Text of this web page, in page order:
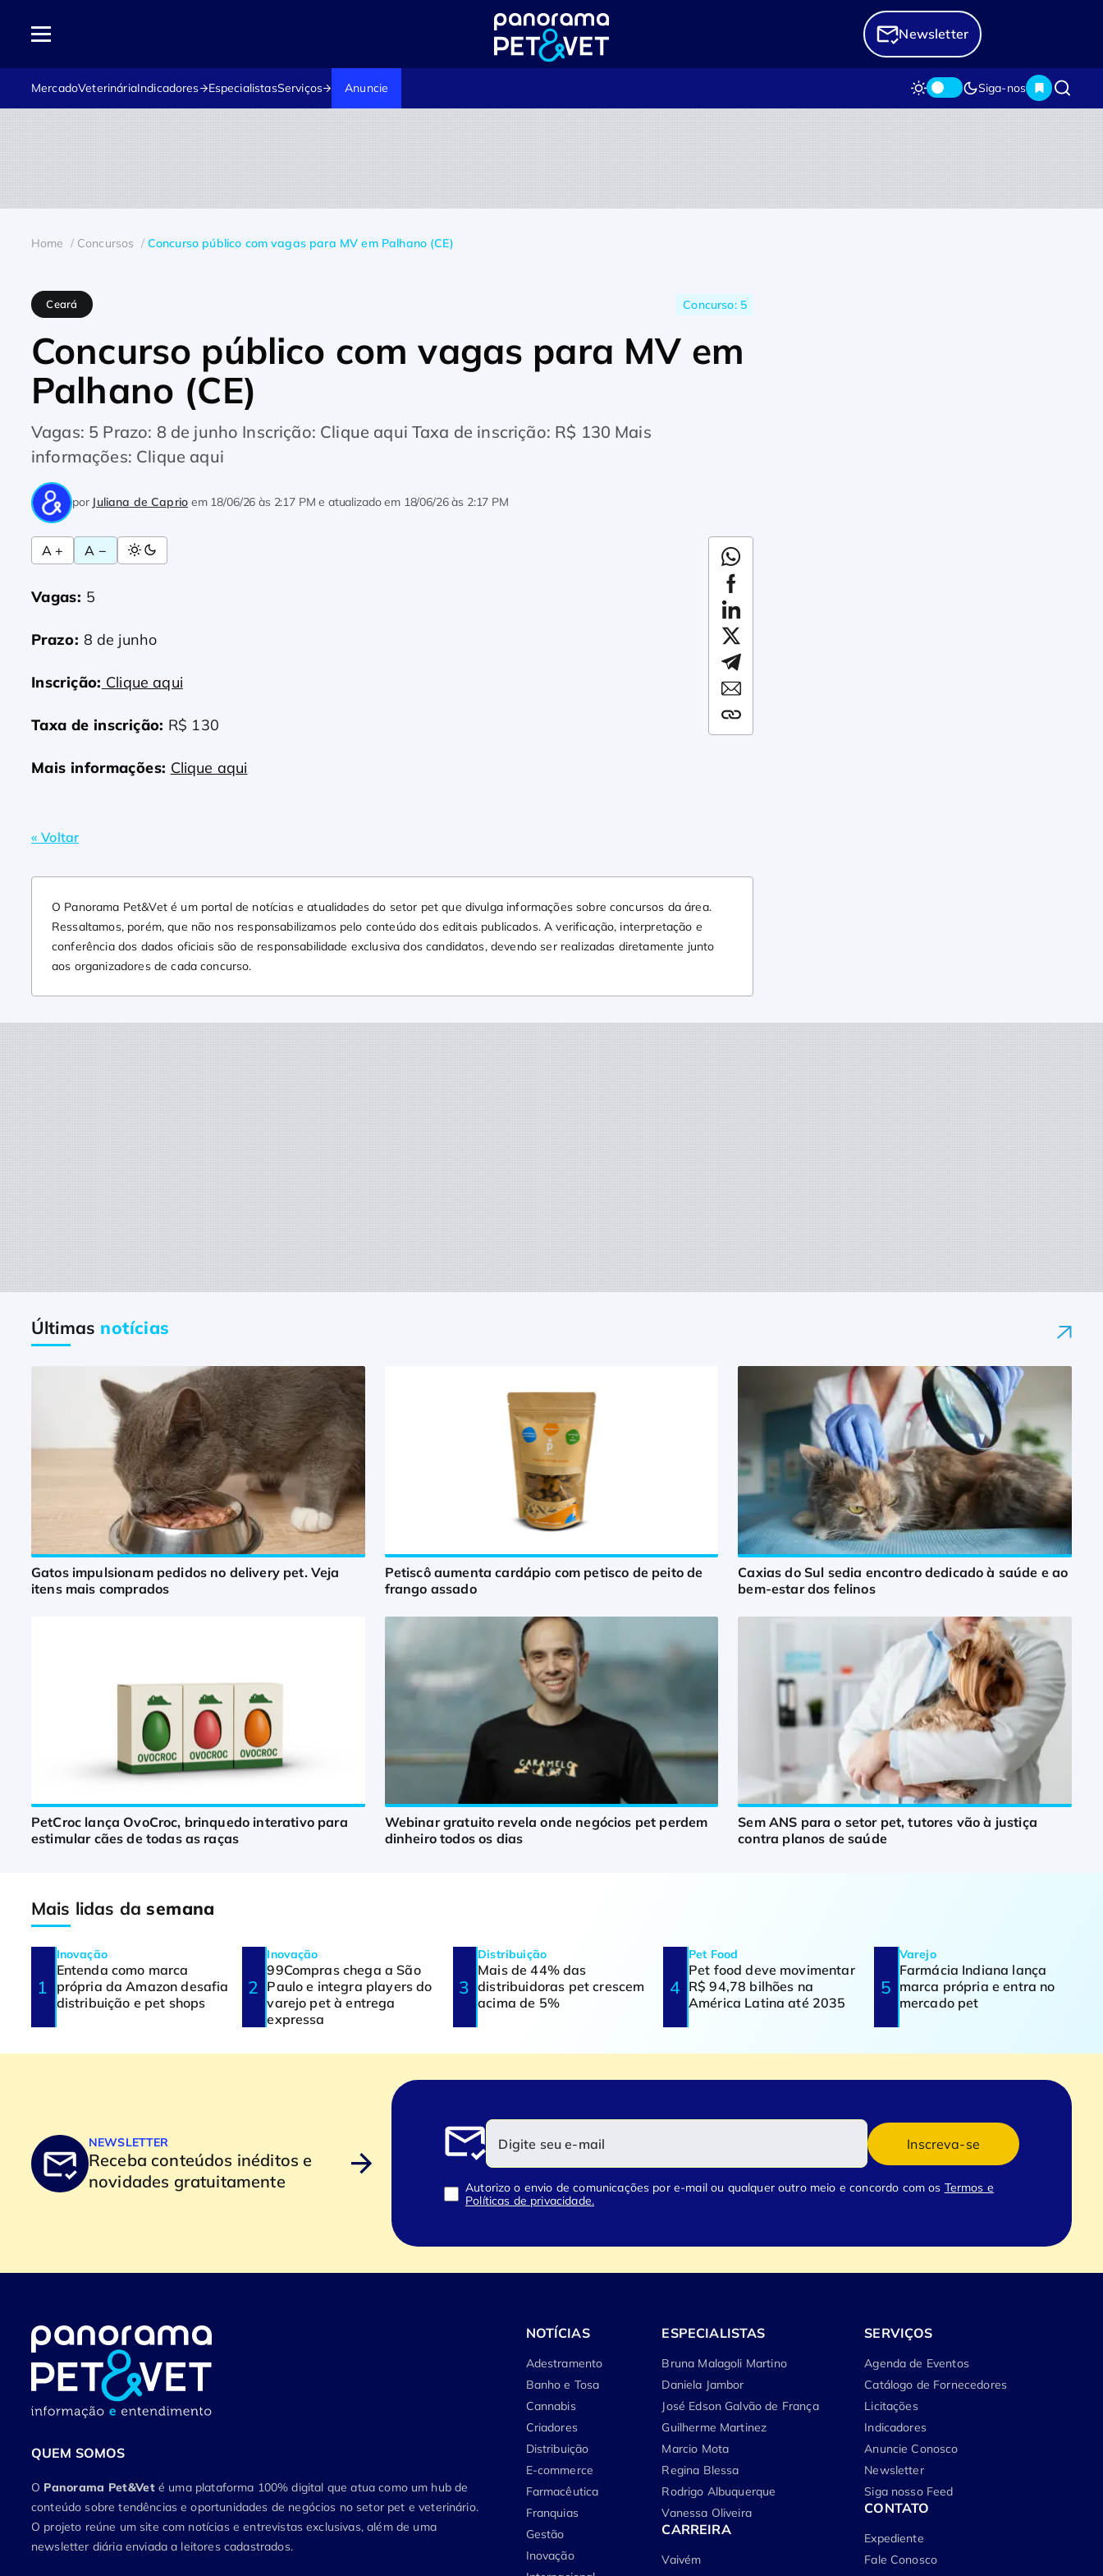
Newsletter
MercadoVeterináriaIndicadores EspecialistasServiços Anuncie Siga-nos
Home Concursos Concurso público com vagas para MV em Palhano (CE)
Ceará Concurso: 5
Concurso público com vagas para MV em
Palhano (CE)
Vagas: 5 Prazo: 8 de junho Inscrição: Clique aqui Taxa de inscrição: R$ 130 Mais
informações: Clique aqui
por Juliana de Caprio em 18/06/26 às 2:17 PMe atualizado em 18/06/26 às 2:17 PM
A + A −
Vagas: 5
Prazo: 8 de junho
Inscrição: Clique aqui
Taxa de inscrição: R$ 130
Mais informações: Clique aqui
« Voltar
O Panorama Pet&Vet é um portal de notícias e atualidades do setor pet que divulga informações sobre concursos da área.
Ressaltamos, porém, que não nos responsabilizamos pelo conteúdo dos editais publicados. A verificação, interpretação e
conferência dos dados oficiais são de responsabilidade exclusiva dos candidatos, devendo ser realizadas diretamente junto
aos organizadores de cada concurso.
Últimas notícias
Gatos impulsionam pedidos no delivery pet. Veja
itens mais comprados
Petiscô aumenta cardápio com petisco de peito de
frango assado
Caxias do Sul sedia encontro dedicado à saúde e ao
bem-estar dos felinos
PetCroc lança OvoCroc, brinquedo interativo para
estimular cães de todas as raças
Webinar gratuito revela onde negócios pet perdem
dinheiro todos os dias
Sem ANS para o setor pet, tutores vão à justiça
contra planos de saúde
Mais lidas dasemana
Inovação
Entenda como marca
própria da Amazon desafia
distribuição e pet shops
Inovação
99Compras chega a São
Paulo e integra players do
varejo pet à entrega
expressa
Distribuição
Mais de 44% das
distribuidoras pet crescem
acima de 5%
Pet Food
Pet food deve movimentar
R$ 94,78 bilhões na
América Latina até 2035
Varejo
Farmácia Indiana lança
marca própria e entra no
mercado pet
NEWSLETTER
Receba conteúdos inéditos e
novidades gratuitamente
Inscreva-se
Autorizo o envio de comunicações por e-mail ou qualquer outro meio e concordo com os Termos e
Políticas de privacidade.
QUEM SOMOS
O Panorama Pet&Veté uma plataforma 100% digital que atua como um hub de
conteúdo sobre tendências e oportunidades de negócios no setor pet e veterinário.
O projeto reúne um site com notícias e entrevistas exclusivas, além de uma
newsletter diária enviada a leitores cadastrados.
NOTÍCIAS
Adestramento
Banho e Tosa
Cannabis
Criadores
Distribuição
E-commerce
Farmacêutica
Franquias
Gestão
Inovação
ESPECIALISTAS
Bruna Malagoli Martino
Daniela Jambor
José Edson Galvão de França
Guilherme Martinez
Marcio Mota
Regina Blessa
Rodrigo Albuquerque
Vanessa Oliveira
CARREIRA
Vaivém
SERVIÇOS
Agenda de Eventos
Catálogo de Fornecedores
Licitações
Indicadores
Anuncie Conosco
Newsletter
Siga nosso Feed
CONTATO
Expediente
Fale Conosco